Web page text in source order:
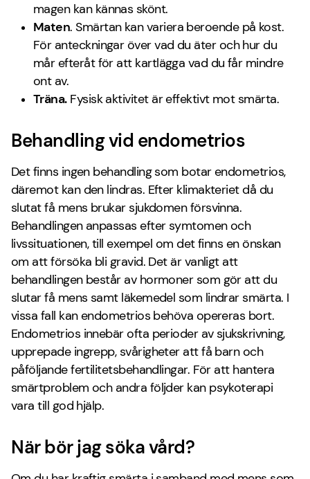
magen kan kännas skönt.
Maten. Smärtan kan variera beroende på kost.
För anteckningar över vad du äter och hur du
mår efteråt för att kartlägga vad du får mindre
ont av.
Träna.Fysisk aktivitet är effektivt mot smärta.
Behandling vid endometrios
Det finns ingen behandling som botar endometrios,
däremot kan den lindras. Efter klimakteriet då du
slutat få mens brukar sjukdomen försvinna.
Behandlingen anpassas efter symtomen och
livssituationen, till exempel om det finns en önskan
om att försöka bli gravid. Det är vanligt att
behandlingen består av hormoner som gör att du
slutar få mens samt läkemedel som lindrar smärta. I
vissa fall kan endometrios behöva opereras bort.
Endometrios innebär ofta perioder av sjukskrivning,
upprepade ingrepp, svårigheter att få barn och
påföljande fertilitetsbehandlingar. För att hantera
smärtproblem och andra följder kan psykoterapi
vara till god hjälp.
När bör jag söka vård?